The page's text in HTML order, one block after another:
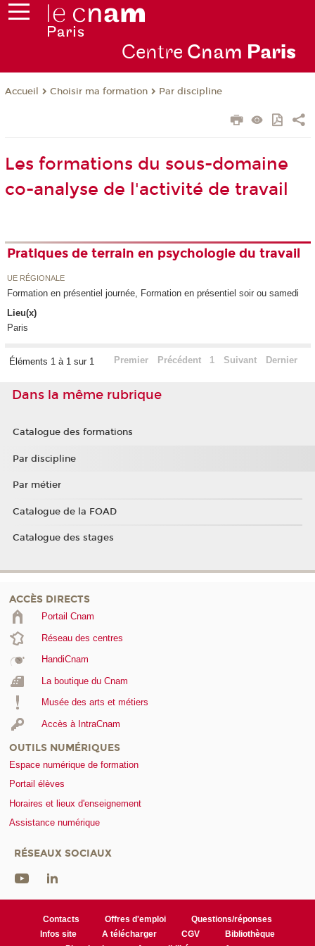
Centre Cnam Paris
Accueil Choisir ma formation Par discipline
Les formations du sous-domaine
co-analyse de l'activité de travail
Pratiques de terrain en psychologie du travail
UE RÉGIONALE
Formation en présentiel journée, Formation en présentiel soir ou samedi
Lieu(x)
Paris
Éléments 1 à 1 sur 1 Premier Précédent 1 Suivant Dernier
Dans la même rubrique
Catalogue des formations
Par discipline
Par métier
Catalogue de la FOAD
Catalogue des stages
ACCÈS DIRECTS
Portail Cnam
Réseau des centres
HandiCnam
La boutique du Cnam
Musée des arts et métiers
Accès à IntraCnam
OUTILS NUMÉRIQUES
Espace numérique de formation
Portail élèves
Horaires et lieux d'enseignement
Assistance numérique
RÉSEAUX SOCIAUX
Contacts Offres d'emploi
Questions/réponses
Infos site
A télécharger CGV
Bibliothèque